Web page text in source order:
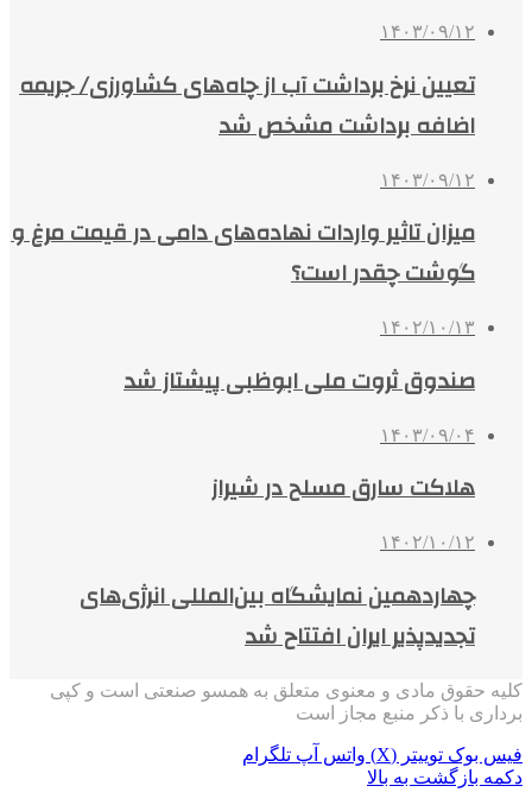
۱۴۰۳/۰۹/۱۲
تعیین نرخ برداشت آب از چاه‌های کشاورزی/ جریمه
اضافه برداشت مشخص شد
۱۴۰۳/۰۹/۱۲
میزان تاثیر واردات نهاده‌های دامی در قیمت مرغ و
گوشت چقدر است؟
۱۴۰۲/۱۰/۱۳
صندوق ثروت ملی ابوظبی پیشتاز شد
۱۴۰۳/۰۹/۰۴
هلاکت سارق مسلح در شیراز
۱۴۰۲/۱۰/۱۲
چهاردهمین نمایشگاه بین‌المللی انرژی‌های
تجدیدپذیر ایران افتتاح شد
کلیه حقوق مادی و معنوی متعلق به همسو صنعتی است و کپی
برداری با ذکر منبع مجاز است
فیس بوک توییتر (X) واتس آپ تلگرام
دکمه بازگشت به بالا